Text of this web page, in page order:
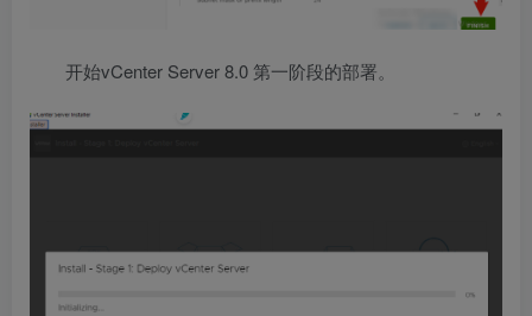
开始vCenter Server 8.0 第一阶段的部署。